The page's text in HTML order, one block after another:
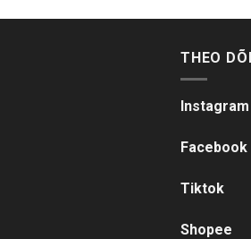
THEO
Instagram
Facebook
Tiktok
Shopee